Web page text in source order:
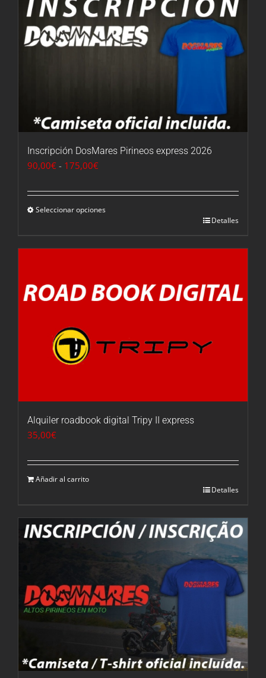
Inscripción DosMares Pirineos express 2026
90,00€ - 175,00€
precios:
desde
Seleccionar opciones
Detalles
Alquiler roadbook digital Tripy II express
35,00€
Añadir al carrito
Detalles